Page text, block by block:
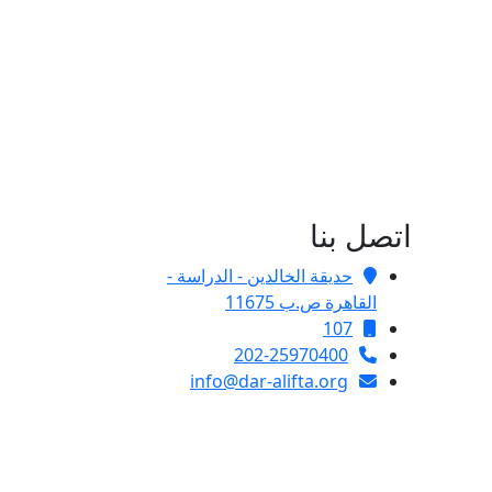
اتصل بنا
حديقة الخالدين - الدراسة -
القاهرة ص.ب 11675
107
202-25970400
info@dar-alifta.org